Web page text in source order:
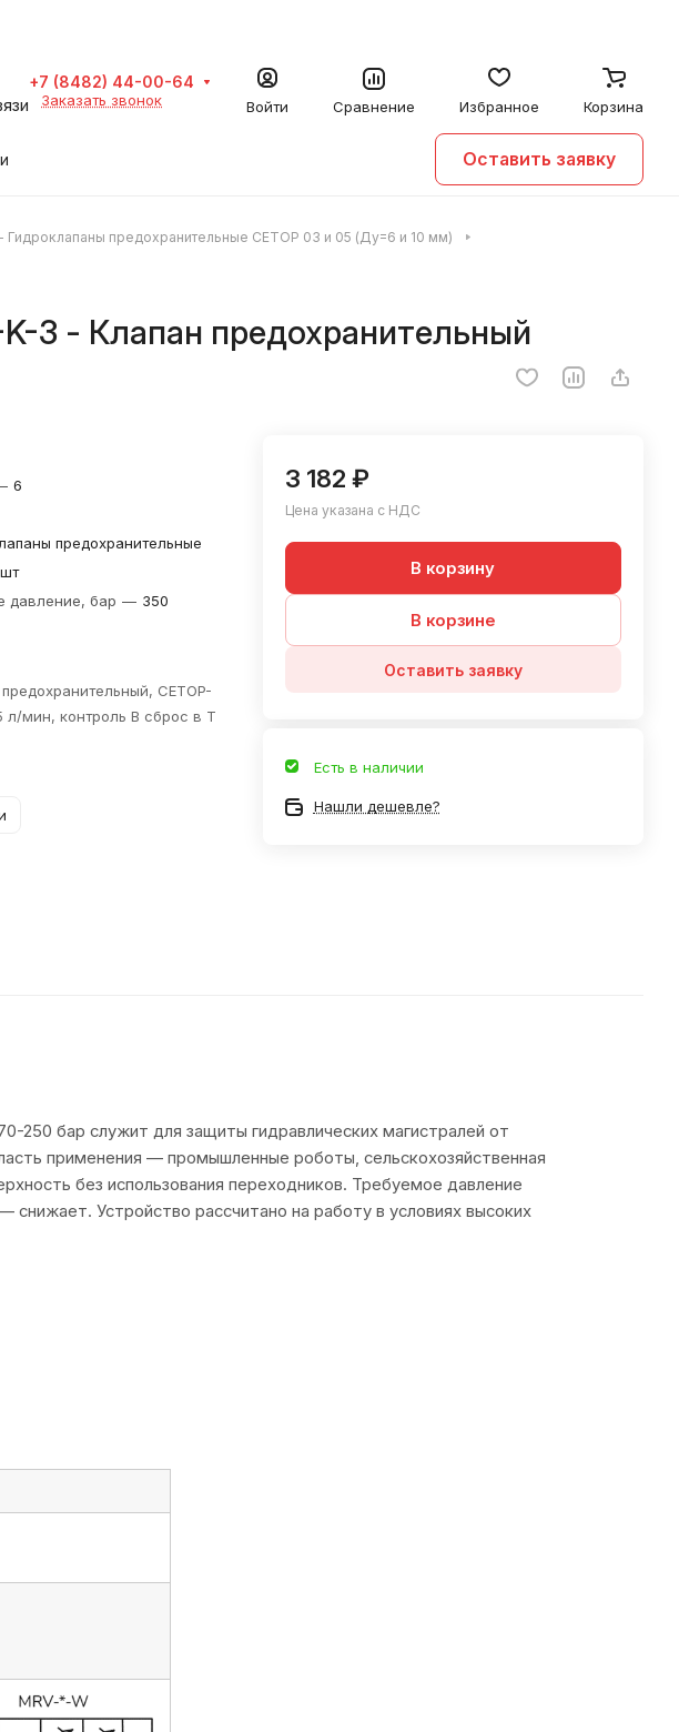
+7 (8482) 44-00-64
Заказать звонок Войти Сравнение Избранное Корзина
Оставить заявку
Гидроклапаны предохранительные CETOP 03 и 05 (Ду=6 и 10 мм)
3 - Клапан предохранительный
6
предохранительные
шт
давление, бар — 350
CETOP-
л/мин, контроль В сброс в Т
3 182 ₽
Цена указана с НДС
В корзину
В корзине
Оставить заявку
Есть в наличии
Нашли дешевле?
250 бар служит для защиты гидравлических магистралей от
применения — промышленные роботы, сельскохозяйственная
без использования переходников. Требуемое давление
снижает. Устройство рассчитано на работу в условиях высоких